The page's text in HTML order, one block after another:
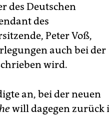
des Deutschen
des
Peter Voß,
auch bei der
wird.
an, bei der neuen
will dagegen zurück